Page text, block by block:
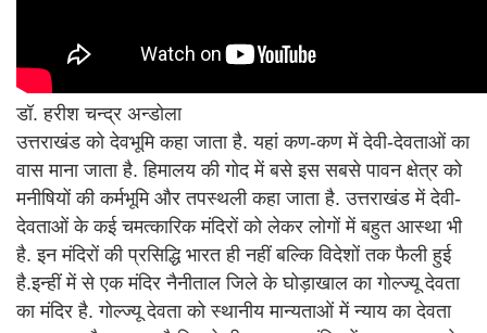
डॉ. हरीश चन्द्र अन्डोला
उत्तराखंड को देवभूमि कहा जाता है. यहां कण-कण में देवी-देवताओं का
वास माना जाता है. हिमालय की गोद में बसे इस सबसे पावन क्षेत्र को
मनीषियों की कर्मभूमि और तपस्थली कहा जाता है. उत्तराखंड में देवी-
देवताओं के कई चमत्कारिक मंदिरों को लेकर लोगों में बहुत आस्था भी
है. इन मंदिरों की प्रसिद्धि भारत ही नहीं बल्कि विदेशों तक फैली हुई
है.इन्हीं में से एक मंदिर नैनीताल जिले के घोड़ाखाल का गोल्ज्यू देवता
का मंदिर है. गोल्ज्यू देवता को स्थानीय मान्यताओं में न्याय का देवता